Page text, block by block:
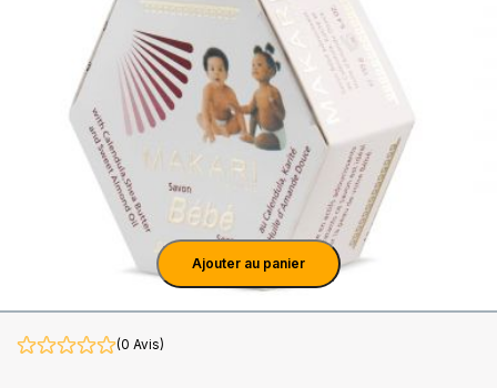
Ajouter au panier
(0 Avis)